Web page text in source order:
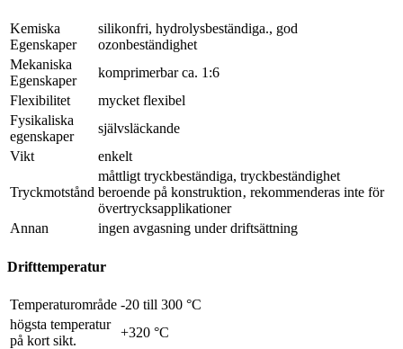
Kemiska
Egenskaper
silikonfri, hydrolysbeständiga., god
ozonbeständighet
Mekaniska
Egenskaper
komprimerbar ca. 1:6
Flexibilitet
mycket flexibel
Fysikaliska
egenskaper
självsläckande
Vikt
enkelt
Tryckmotstånd
måttligt tryckbeständiga, tryckbeständighet
beroende på konstruktion‚ rekommenderas inte för
övertrycksapplikationer
Annan
ingen avgasning under driftsättning
Drifttemperatur
Temperaturområde -20 till 300 °C
högsta temperatur
på kort sikt.
+320 °C